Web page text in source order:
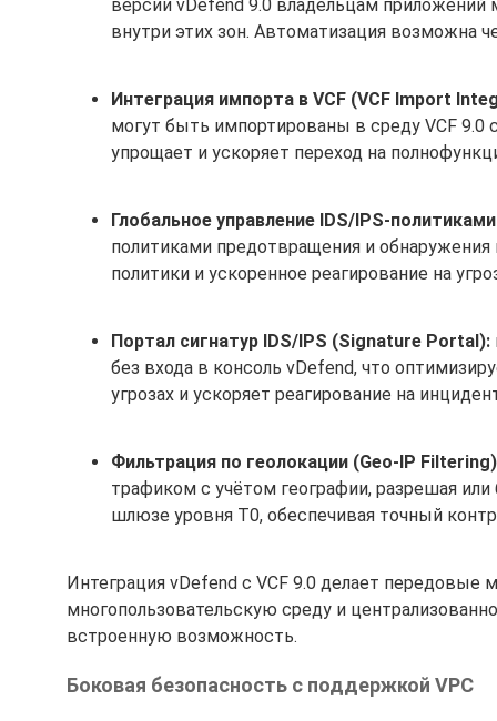
версии vDefend 9.0 владельцам
внутри этих зон. Автоматизация возможна
Интеграция импорта в VCF (VCF Import
могут быть импортированы в среду VCF 9.0
упрощает и ускоряет переход на
Глобальное управление IDS/IPS-
политиками предотвращения и
политики и ускоренное реагирование на
Портал сигнатур IDS/IPS (Signature Portal):
без входа в консоль vDefend, что
угрозах и ускоряет реагирование на
Фильтрация по геолокации (Geo-IP
трафиком с учётом географии, разрешая
шлюзе уровня T0, обеспечивая точный
Интеграция vDefend с VCF 9.0 делает
многопользовательскую среду и
встроенную возможность.
Боковая безопасность с поддержкой VPC